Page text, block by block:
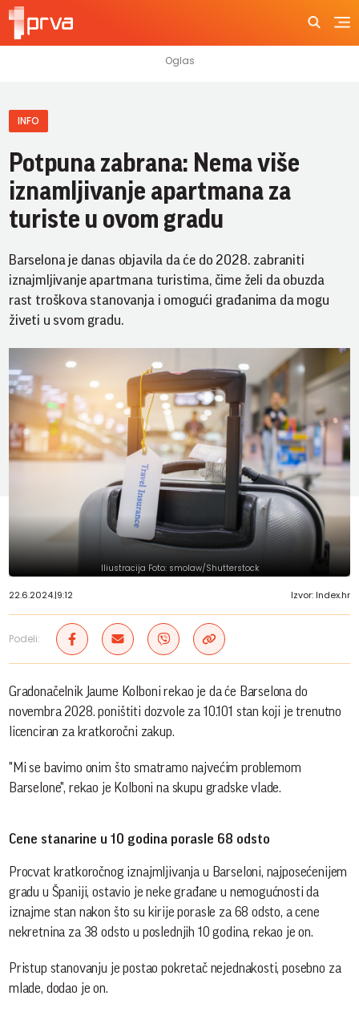
INFO
Potpuna zabrana: Nema više
iznamljivanje apartmana za
turiste u ovom gradu
Barselona je danas objavila da će do 2028. zabraniti
iznajmljivanje apartmana turistima, čime želi da obuzda
rast troškova stanovanja i omogući građanima da mogu
živeti u svom gradu.
Iliustracija Foto: smolaw/Shutterstock
22.6.2024.|9:12 Izvor: Index.hr
Podeli:
Gradonačelnik Jaume Kolboni rekao je da će Barselona do
novembra 2028. poništiti dozvole za 10.101 stan koji je trenutno
licenciran za kratkoročni zakup.
"Mi se bavimo onim što smatramo najvećim problemom
Barselone", rekao je Kolboni na skupu gradske vlade.
Cene stanarine u 10 godina porasle 68 odsto
Procvat kratkoročnog iznajmljivanja u Barseloni, najposećenijem
gradu u Španiji, ostavio je neke građane u nemogućnosti da
iznajme stan nakon što su kirije porasle za 68 odsto, a cene
nekretnina za 38 odsto u poslednjih 10 godina, rekao je on.
Pristup stanovanju je postao pokretač nejednakosti, posebno za
mlade, dodao je on.